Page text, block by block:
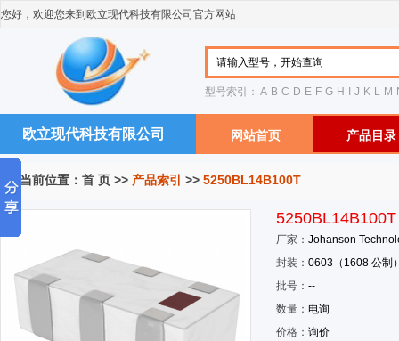
您好，欢迎您来到欧立现代科技有限公司官方网站
型号索引： A B C D E F G H J K L M
欧立现代科技有限公司 网站首页 产品目录
您当前位置： 首 页 >> 产品索引 >> 5250BL14B100T
5250BL14B100T
厂家： Johanson
封装： 0603（1608 公制
批号： --
数量： 电询
价格： 询价